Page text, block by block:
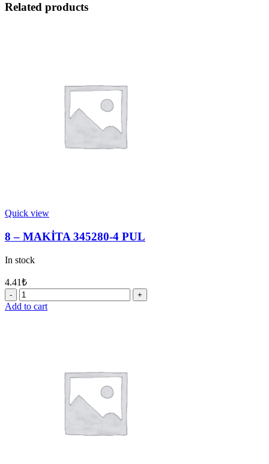
Related products
Quick view
8 – MAKİTA 345280-4 PUL
In stock
4.41₺
8
-
Add to cart